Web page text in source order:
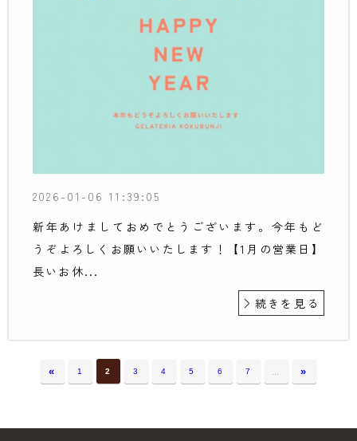
2026-01-06 11:39:05
新年あけましておめでとうございます。今年もど
うぞよろしくお願いいたします！【1月の営業日】
長いお休...
続きを見る
« 1 2 3 4 5 6 7 … »